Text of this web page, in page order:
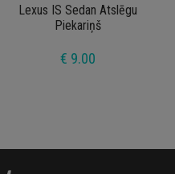
Lexus IS Sedan Atslēgu
Piekariņš
€ 9.00